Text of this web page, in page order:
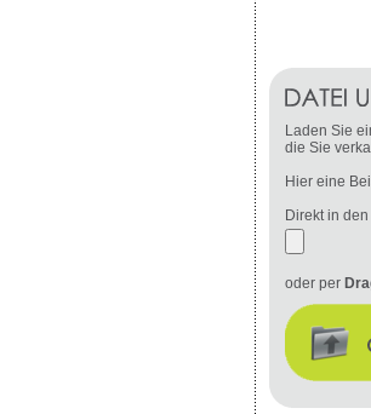
Laden Sie
die Sie
Hier eine
Direkt in
oder per